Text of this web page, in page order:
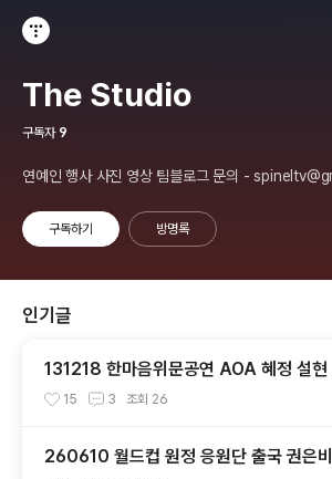
The Studio
구독자 9
연예인 행사 사진 영상 팀블로그 문의 -
구독하기 방명록
인기글
131218 한마음위문공연 AOA 혜정 설현
캠 by 스피넬
15 3 조회 26
260610 월드컵 원정 응원단 출국 권은